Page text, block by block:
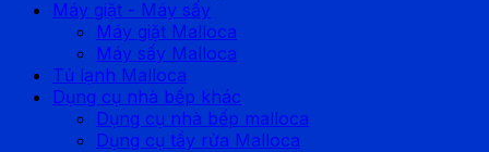
Máy giặt - Máy sấy
Máy giặt Malloca
Máy sấy Malloca
Tủ lạnh Malloca
Dụng cụ nhà bếp khác
Dụng cụ nhà bếp malloca
Dụng cụ tẩy rửa Malloca